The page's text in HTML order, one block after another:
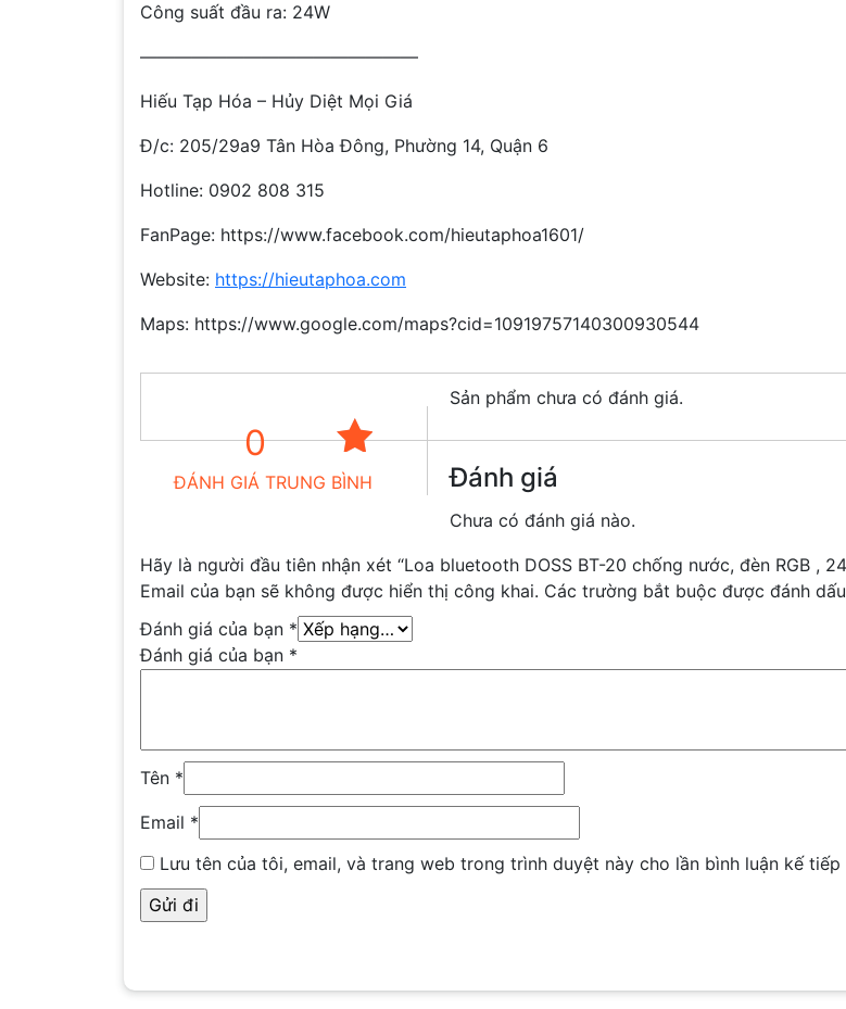
Công suất đầu ra: 24W
————————————————
Hiếu Tạp Hóa – Hủy Diệt Mọi Giá
Đ/c: 205/29a9 Tân Hòa Đông, Phường 14, Quận 6
Hotline: 0902 808 315
FanPage: https://www.facebook.com/hieutaphoa1601/
Website: https://hieutaphoa.com
Maps: https://www.google.com/maps?cid=10919757140300930544
0
ĐÁNH GIÁ TRUNG BÌNH
Sản phẩm chưa có đánh giá.
Đánh giá
Chưa có đánh giá nào.
Hãy là người đầu tiên nhận xét “Loa bluetooth DOSS BT-20 chống nước, đèn RGB ,
Email của bạn sẽ không được hiển thị công khai. Các trường bắt buộc được đánh dấu
Đánh giá của bạn *
Đánh giá của bạn *
Tên *
Email *
Lưu tên của tôi, email, và trang web trong trình duyệt này cho lần bình luận kế tiếp